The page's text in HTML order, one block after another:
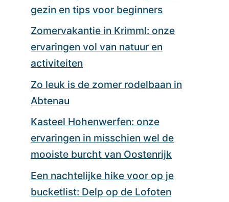
gezin en tips voor beginners
Zomervakantie in Krimml: onze
ervaringen vol van natuur en
activiteiten
Zo leuk is de zomer rodelbaan in
Abtenau
Kasteel Hohenwerfen: onze
ervaringen in misschien wel de
mooiste burcht van Oostenrijk
Een nachtelijke hike voor op je
bucketlist: Delp op de Lofoten